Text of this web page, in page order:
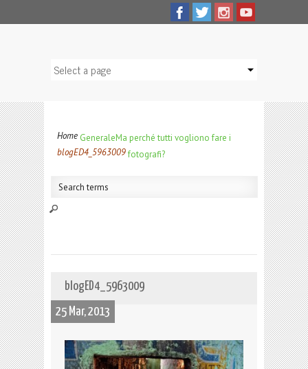
Home GeneraleMa perché tutti vogliono fare i
fotografi?
blogED4_5963009
blogED4_5963009
25 Mar, 2013